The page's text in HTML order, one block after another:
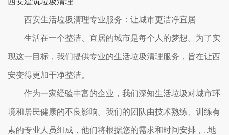
西安生活垃圾清理专业服务：让城市更洁净宜居
生活在一个整洁、宜居的城市是每个人的梦想。为了实
现这一目标，我们提供专业的生活垃圾清理服务，旨在让西
安变得更加干净整洁。
作为一家经验丰富的企业，我们深知生活垃圾对城市环
境和居民健康的不良影响。我们的团队由技术熟练、训练有
素的专业人员组成，他们将根据您的需求和时间安排，..地